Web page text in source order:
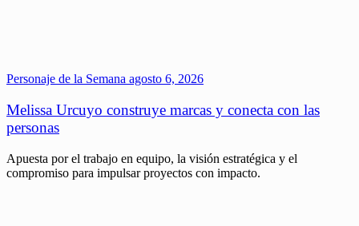
Personaje de la Semana agosto 6, 2026
Melissa Urcuyo construye marcas y conecta con las
personas
Apuesta por el trabajo en equipo, la visión estratégica y el
compromiso para impulsar proyectos con impacto.